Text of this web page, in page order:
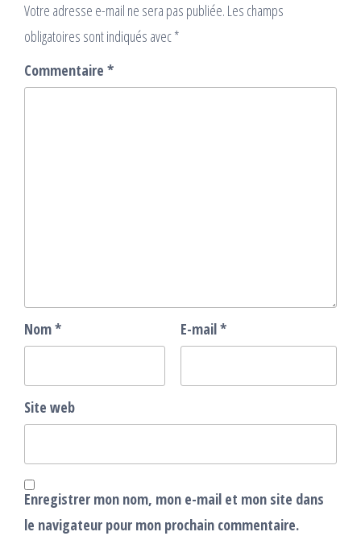
Votre adresse e-mail ne sera pas publiée. Les champs
obligatoires sont indiqués avec*
Commentaire *
Nom* E-mail*
Site web
Enregistrer mon nom, mon e-mail et mon site dans
le navigateur pour mon prochain commentaire.